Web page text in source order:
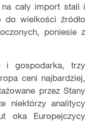
na cały import stali i
wielkości źródło
poniesie z
i gospodarka, trzy
ceni najbardziej,
przez Stany
niektórzy analitycy
oka Europejczycy